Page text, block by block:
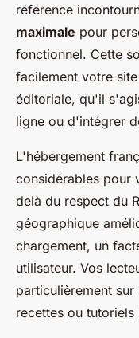
référence
maximale pour
fonctionnel. Cette
facilement votre
éditoriale, qu'il
ligne ou d'intégrer
L'hébergement
considérables pour
delà du respect du
géographique
chargement, un
utilisateur. Vos
particulièrement
recettes ou tutoriels